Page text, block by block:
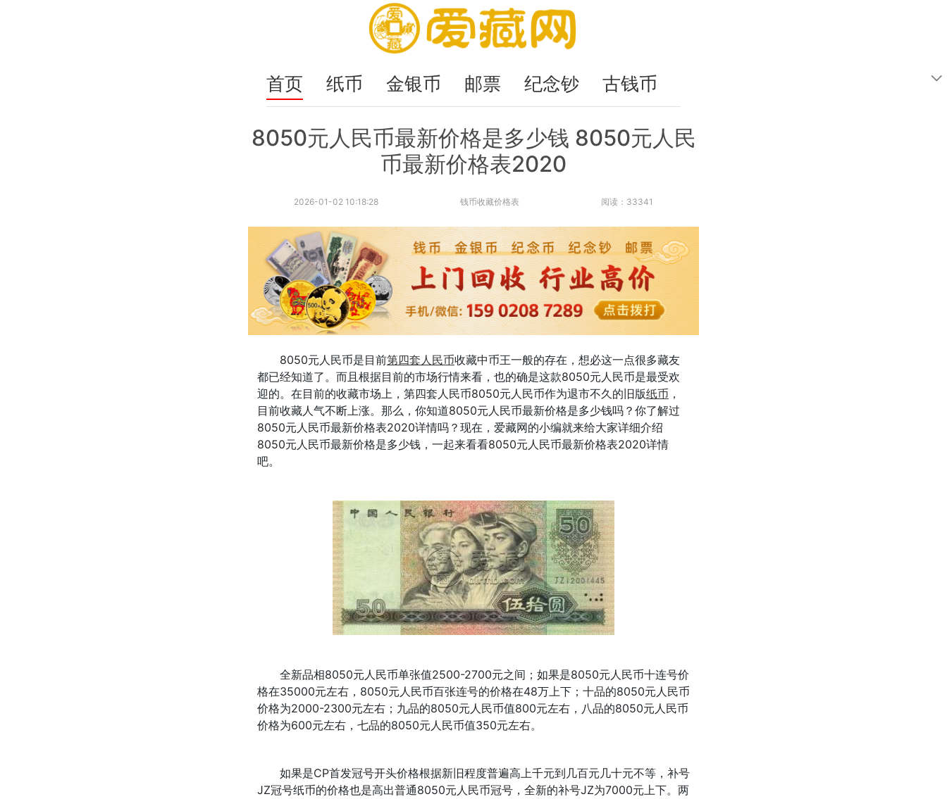
首页 纸币 金银币 邮票 纪念钞 古钱币
8050元人民币最新价格是多少钱 8050元人民
币最新价格表2020
2026-01-02 10:18:28 钱币收藏价格表 阅读：33341
8050元人民币是目前第四套人民币收藏中币王一般的存在，想必这一点很多藏友
都已经知道了。而且根据目前的市场行情来看，也的确是这款8050元人民币是最受欢
迎的。 在目前的收藏市场上，第四套人民币8050元人民币作为退市不久的旧版纸币 ，
目前收藏人气不断上涨。那么，你知道8050元人民币最新价格是多少钱吗？你了解过
8050元人民币最新价格表2020详情吗？ 现在，爱藏网的小编就来给大家详细介绍
8050元人民币最新价格是多少钱 ，一起来看看8050元人民币最新价格表2020详情
吧。
全新品相8050元人民币单张值2500-2700元之间；如果是8050元人民币十连号价
格在35000元左右，8050元人民币百张连号的价格在48万上下；十品的8050元人民币
价格为2000-2300元左右；九品的8050元人民币值800元左右，八品的8050元人民币
价格为600元左右，七品的8050元人民币值350元左右。
如果是CP首发冠号开头价格根据新旧程度普遍高上千元到几百元几十元不等，补号
JZ冠号纸币的价格也是高出普通8050元人民币冠号，全新的补号JZ为7000元上下。两